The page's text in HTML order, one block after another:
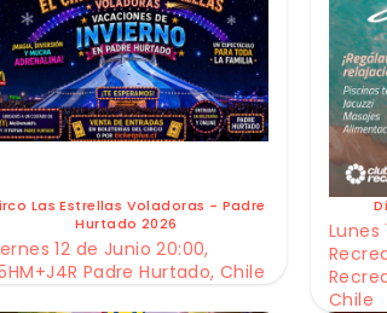
Las Estrellas Voladoras - Padre
Hurtado 2026
12 de Junio 20:00,
Padre Hurtado, Chile
Lunes
Chile